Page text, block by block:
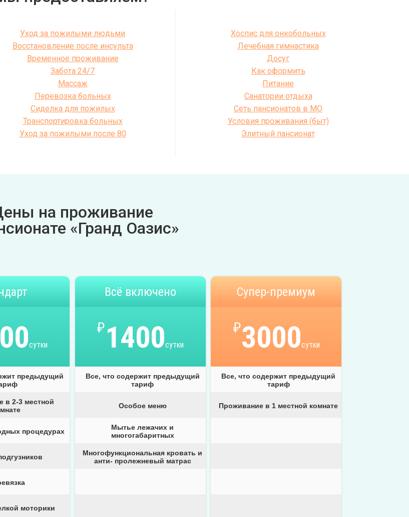
Уход за пожилыми людьми
Восстановление после инсульта
Временное проживание
Забота 24/7
Массаж
Перевозка больных
Сиделка для пожилых
Транспортировка больных
Уход за пожилыми после 80
Хоспис для онкобольных
Лечебная гимнастика
Досуг
Как оформить
Питание
Санатории отдыха
Сеть пансионатов в МО
Условия проживания (быт)
Элитный пансионат
на проживание
«Гранд Оазис»
сутки
предыдущий
в 2-3 местной
процедурах
моторики
Всё включено
₽1400сутки
Все, что содержит предыдущий
тариф
Особое меню
Мытье лежачих и
многогабаритных
Многофункциональная кровать и
анти- пролежневый матрас
Супер-премиум
₽3000сутки
Все, что содержит предыдущий
тариф
Проживание в 1 местной комнате